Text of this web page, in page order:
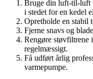
Bruge din luft-til-luft
i stedet for en kedel
Opretholde en stabil
Fjerne snavs og
Rengøre støvfiltrene
regelmæssigt.
Få udført årlig
varmepumpe.